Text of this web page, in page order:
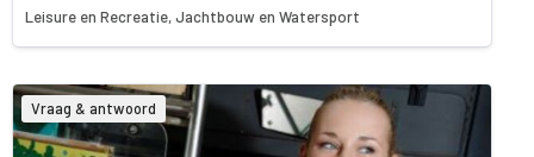
Leisure en Recreatie, Jachtbouw en Watersport
Vraag & antwoord